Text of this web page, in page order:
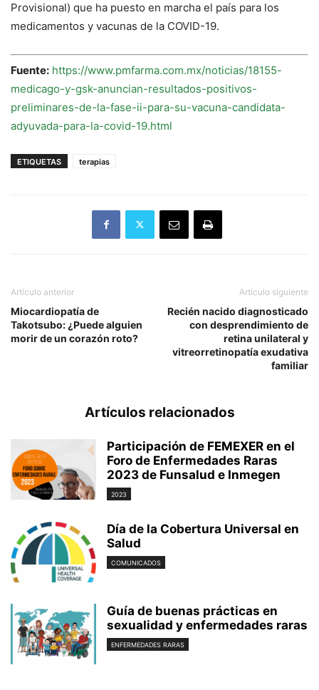
Provisional) que ha puesto en marcha el país para los
medicamentos y vacunas de la COVID-19.
Fuente: https://www.pmfarma.com.mx/noticias/18155-
medicago-y-gsk-anuncian-resultados-positivos-
preliminares-de-la-fase-ii-para-su-vacuna-candidata-
adyuvada-para-la-covid-19.html
ETIQUETAS terapias
Artículo anterior
Miocardiopatía de
Takotsubo: ¿Puede alguien
morir de un corazón roto?
Artículo siguiente
Recién nacido diagnosticado
con desprendimiento de
retina unilateral y
vitreorretinopatía exudativa
familiar
Artículos relacionados
Participación de FEMEXER en el
Foro de Enfermedades Raras
2023 de Funsalud e Inmegen
2023
Día de la Cobertura Universal en
Salud
COMUNICADOS
Guía de buenas prácticas en
sexualidad y enfermedades raras
ENFERMEDADES RARAS